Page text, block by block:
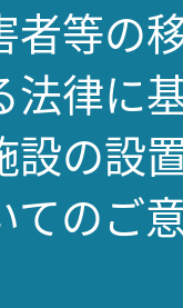
者等の
法律に
設の設
てのご